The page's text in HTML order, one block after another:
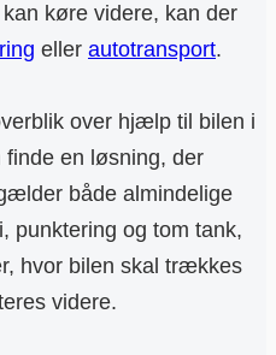
køre videre, kan der
eller autotransport.
over hjælp til bilen i
en løsning, der
både almindelige
punktering og tom tank,
hvor bilen skal trækkes
videre.